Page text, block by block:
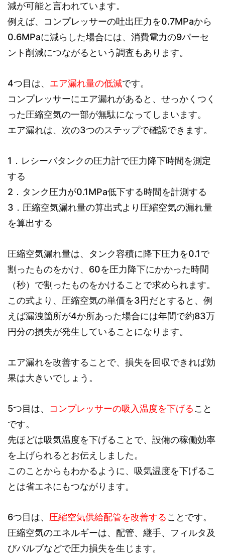
減が可能と言われています。
例えば、コンプレッサーの吐出圧力を0.7MPaから
0.6MPaに減らした場合には、消費電力の9パーセ
ント削減につながるという調査もあります。
4つ目は、 エア漏れ量の低減です。
コンプレッサーにエア漏れがあると、せっかくつく
った圧縮空気の一部が無駄になってしまいます。
エア漏れは、次の3つのステップで確認できます。
1．レシーバタンクの圧力計で圧力降下時間を測定
する
2．タンク圧力が0.1MPa低下する時間を計測する
3．圧縮空気漏れ量の算出式より圧縮空気の漏れ量
を算出する
圧縮空気漏れ量は、タンク容積に降下圧力を0.1で
割ったものをかけ、60を圧力降下にかかった時間
（秒）で割ったものをかけることで求められます。
この式より、圧縮空気の単価を3円だとすると、例
えば漏洩箇所が4か所あった場合には年間で約83万
円分の損失が発生していることになります。
エア漏れを改善することで、損失を回収できれば効
果は大きいでしょう。
5つ目は、 コンプレッサーの吸入温度を下げること
です。
先ほどは吸気温度を下げることで、設備の稼働効率
を上げられるとお伝えしました。
このことからもわかるように、吸気温度を下げるこ
とは省エネにもつながります。
6つ目は、 圧縮空気供給配管を改善することです。
圧縮空気のエネルギーは、配管、継手、フィルタ及
びバルブなどで圧力損失を生じます。